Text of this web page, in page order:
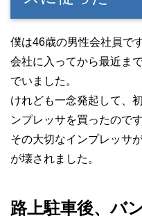
僕は46歳の男性会社員です
会社に入ってから最近ま
でいました。
けれども一念発起して、
ンプレッサを買ったのです
その大切なインプレッサ
が壊されました。
路上駐車後、バ